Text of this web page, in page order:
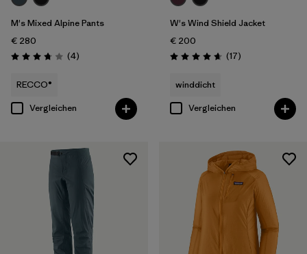
M's Mixed Alpine Pants
€ 280
Bewertung: 3.8 / 5
(4Rezensionen
)
RECCO®
Vergleichen
W's Wind Shield Jacket
€ 200
Bewertung: 4.6 / 5
(17Rezensionen
)
winddicht
Vergleichen